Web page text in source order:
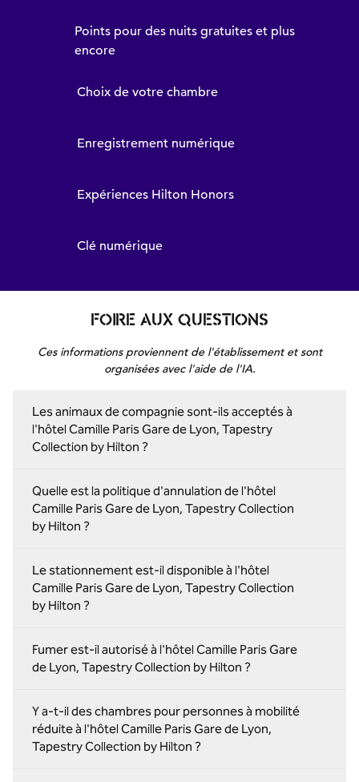
Points pour des nuits gratuites et plus
encore
Choix de votre chambre
Enregistrement numérique
Expériences Hilton Honors
Clé numérique
FOIRE AUX QUESTIONS
Ces informations proviennent de l'établissement et sont
organisées avec l'aide de l'IA.
Les animaux de compagnie sont-ils acceptés à
l'hôtel Camille Paris Gare de Lyon, Tapestry
Collection by Hilton ?
Quelle est la politique d'annulation de l'hôtel
Camille Paris Gare de Lyon, Tapestry Collection
by Hilton ?
Le stationnement est-il disponible à l'hôtel
Camille Paris Gare de Lyon, Tapestry Collection
by Hilton ?
Fumer est-il autorisé à l'hôtel Camille Paris Gare
de Lyon, Tapestry Collection by Hilton ?
Y a-t-il des chambres pour personnes à mobilité
réduite à l'hôtel Camille Paris Gare de Lyon,
Tapestry Collection by Hilton ?